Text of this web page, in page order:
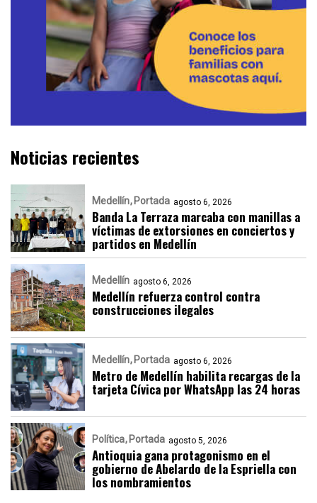
Noticias recientes
Medellín Portada agosto 6, 2026
Banda La Terraza marcaba con manillas a
víctimas de extorsiones en conciertos y
partidos en Medellín
Medellín agosto 6, 2026
Medellín refuerza control contra
construcciones ilegales
Medellín Portada agosto 6, 2026
Metro de Medellín habilita recargas de la
tarjeta Cívica por WhatsApp las 24 horas
Política Portada agosto 5, 2026
Antioquia gana protagonismo en el
gobierno de Abelardo de la Espriella con
los nombramientos